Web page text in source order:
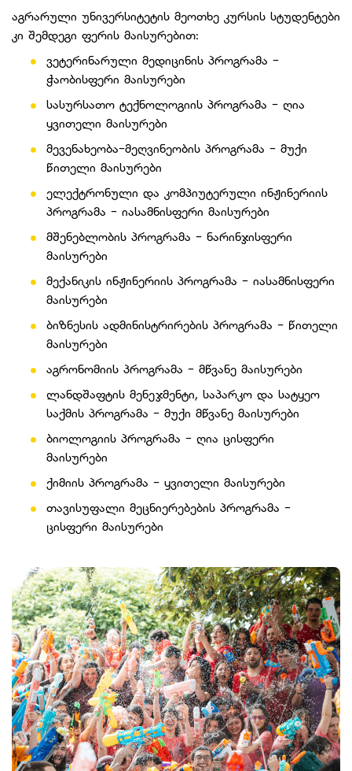
აგრარული უნივერსიტეტის მეოთხე კურსის სტუდენტები
კი შემდეგი ფერის მაისურებით:
⁠ვეტერინარული მედიცინის პროგრამა -
ჭაობისფერი მაისურები
⁠⁠სასურსათო ტექნოლოგიის პროგრამა - ღია
ყვითელი მაისურები
მევენახეობა-მეღვინეობის პროგრამა - მუქი
წითელი მაისურები
⁠ელექტრონული და კომპიუტერული ინჟინერიის
პროგრამა - იასამნისფერი მაისურები
მშენებლობის პროგრამა - ნარინჯისფერი
მაისურები
⁠⁠მექანიკის ინჟინერიის პროგრამა - იასამნისფერი
მაისურები
⁠⁠ბიზნესის ადმინისტრირების პროგრამა - წითელი
მაისურები
აგრონომიის პროგრამა - მწვანე მაისურები
⁠⁠ლანდშაფტის მენეჯმენტი, საპარკო და სატყეო
საქმის პროგრამა - მუქი მწვანე მაისურები
⁠ბიოლოგიის პროგრამა - ღია ცისფერი
მაისურები
⁠⁠ქიმიის პროგრამა - ყვითელი მაისურები
⁠⁠თავისუფალი მეცნიერებების პროგრამა -
ცისფერი მაისურები